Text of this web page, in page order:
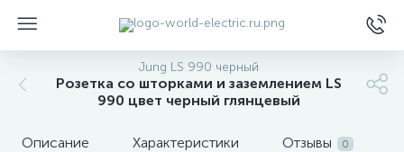
Jung LS 990 черный
Розетка со шторками и заземлением LS
990 цвет черный глянцевый
Описание Характеристики Отзывы 0